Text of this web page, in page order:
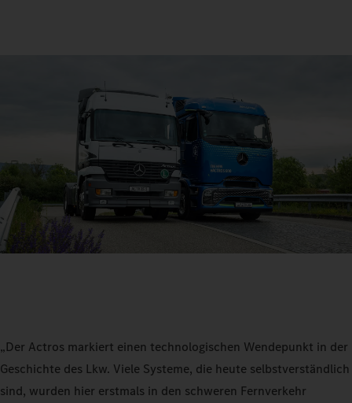
„Der Actros markiert einen technologischen Wendepunkt in der
Geschichte des Lkw. Viele Systeme, die heute selbstverständlich
sind, wurden hier erstmals in den schweren Fernverkehr